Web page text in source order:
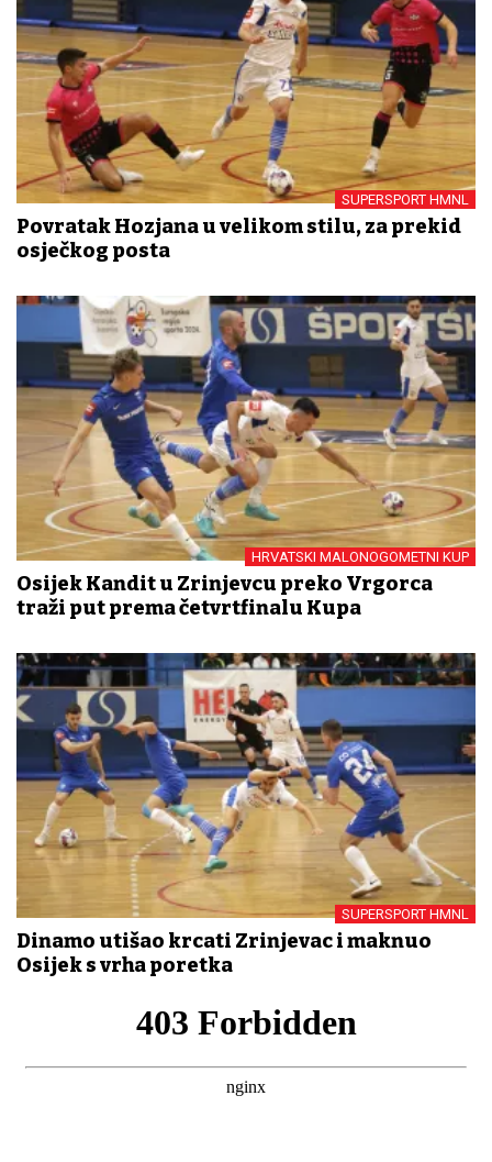
SUPERSPORT HMNL
Povratak Hozjana u velikom stilu, za prekid
osječkog posta
HRVATSKI MALONOGOMETNI KUP
Osijek Kandit u Zrinjevcu preko Vrgorca
traži put prema četvrtfinalu Kupa
SUPERSPORT HMNL
Dinamo utišao krcati Zrinjevac i maknuo
Osijek s vrha poretka